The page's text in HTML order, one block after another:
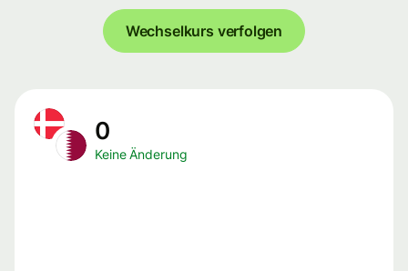
Wechselkurs verfolgen
0
Keine Änderung